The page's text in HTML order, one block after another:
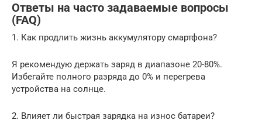
Ответы на часто задаваемые вопросы
(FAQ)
1. Как продлить жизнь аккумулятору смартфона?
Я рекомендую держать заряд в диапазоне 20-80%.
Избегайте полного разряда до 0% и перегрева
устройства на солнце.
2. Влияет ли быстрая зарядка на износ батареи?